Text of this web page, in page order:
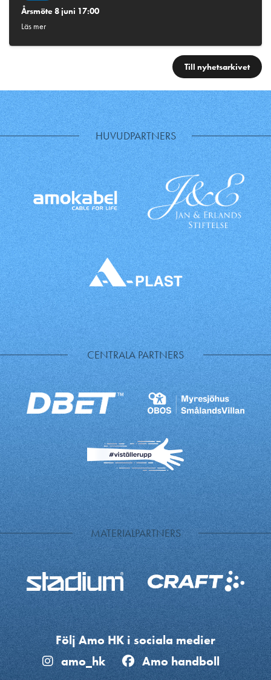
Årsmöte 8 juni 17:00
Läs mer
Till nyhetsarkivet
HUVUDPARTNERS
CENTRALA PARTNERS
MATERIALPARTNERS
Följ Amo HK i sociala medier
amo_hk
Amo handboll